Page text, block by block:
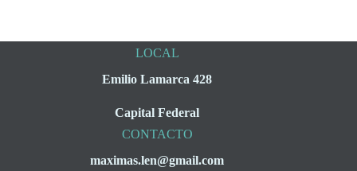
LOCAL
Emilio Lamarca 428
Capital Federal
CONTACTO
maximas.len@gmail.com